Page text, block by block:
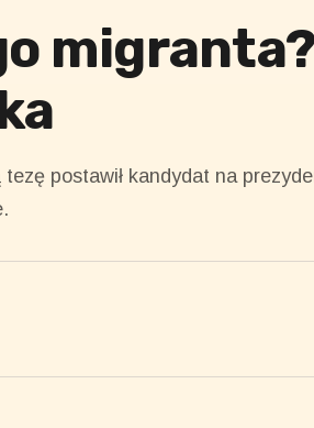
migranta?
postawił kandydat na